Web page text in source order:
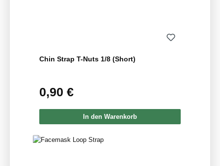
Chin Strap T-Nuts 1/8 (Short)
Regulärer Preis:
0,90 €
In den Warenkorb